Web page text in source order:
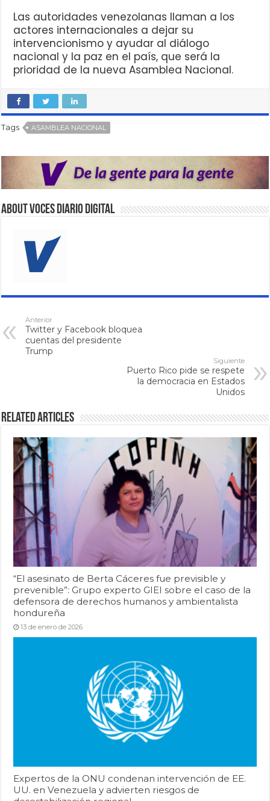
Las autoridades venezolanas llaman a los
actores internacionales a dejar su
intervencionismo y ayudar al diálogo
nacional y la paz en el país, que será la
prioridad de la nueva Asamblea Nacional.
Tags ASAMBLEA NACIONAL
About VOCES Diario digital
Anterior
Twitter y Facebook bloquea
cuentas del presidente
Trump
Siguiente
Puerto Rico pide se respete
la democracia en Estados
Unidos
Related Articles
“El asesinato de Berta Cáceres fue previsible y
prevenible”: Grupo experto GIEI sobre el caso de la
defensora de derechos humanos y ambientalista
hondureña
13 de enero de 2026
Expertos de la ONU condenan intervención de EE.
UU. en Venezuela y advierten riesgos de